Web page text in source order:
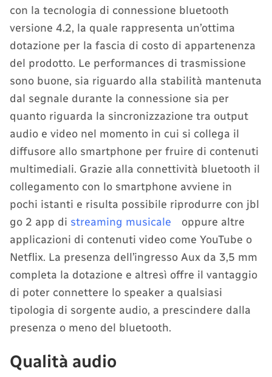
con la tecnologia di connessione bluetooth
versione 4.2, la quale rappresenta un’ottima
dotazione per la fascia di costo di appartenenza
del prodotto. Le performances di trasmissione
sono buone, sia riguardo alla stabilità mantenuta
dal segnale durante la connessione sia per
quanto riguarda la sincronizzazione tra output
audio e video nel momento in cui si collega il
diffusore allo smartphone per fruire di contenuti
multimediali. Grazie alla connettività bluetooth il
collegamento con lo smartphone avviene in
pochi istanti e risulta possibile riprodurre con jbl
go 2 app di streaming musicale
oppure altre
applicazioni di contenuti video come YouTube o
Netflix. La presenza dell’ingresso Aux da 3,5 mm
completa la dotazione e altresì offre il vantaggio
di poter connettere lo speaker a qualsiasi
tipologia di sorgente audio, a prescindere dalla
presenza o meno del bluetooth.
Qualità audio